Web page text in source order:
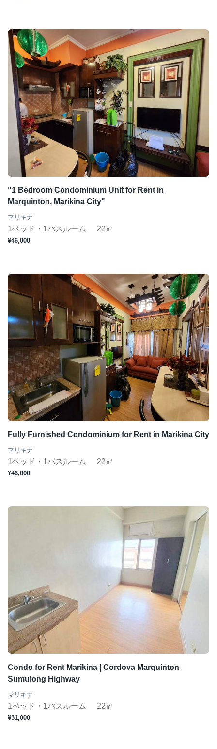
"1 Bedroom Condominium Unit for Rent in
Marquinton, Marikina City"
マリキナ
1ベッド・1バスルーム 22㎡
¥46,000
Fully Furnished Condominium for Rent in Marikina City
マリキナ
1ベッド・1バスルーム 22㎡
¥46,000
Condo for Rent Marikina | Cordova Marquinton
Sumulong Highway
マリキナ
1ベッド・1バスルーム 22㎡
¥31,000